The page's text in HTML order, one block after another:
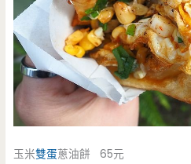
玉米雙蛋蔥油餅 65元